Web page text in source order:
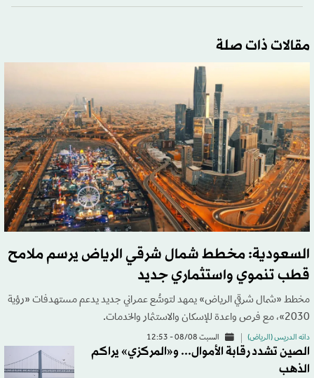
مقالات ذات صلة
السعودية: مخطط شمال شرقي الرياض يرسم ملامح
قطب تنموي واستثماري جديد
مخطط «شمال شرقي الرياض» يمهد لتوسُّع عمراني جديد يدعم مستهدفات «رؤية
2030»، مع فرص واعدة للإسكان والاستثمار والخدمات.
دانه الدريس (الرياض) السبت 08/08 - 12:53
الصين تشدد رقابة الأموال... و«المركزي» يراكم
الذهب